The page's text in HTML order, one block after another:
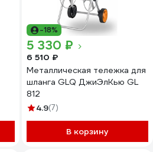
-18%
5 330 ₽
6 510 ₽
Металлическая тележка для
шланга GLQ ДжиЭлКью GL
812
4.9(7)
В корзину